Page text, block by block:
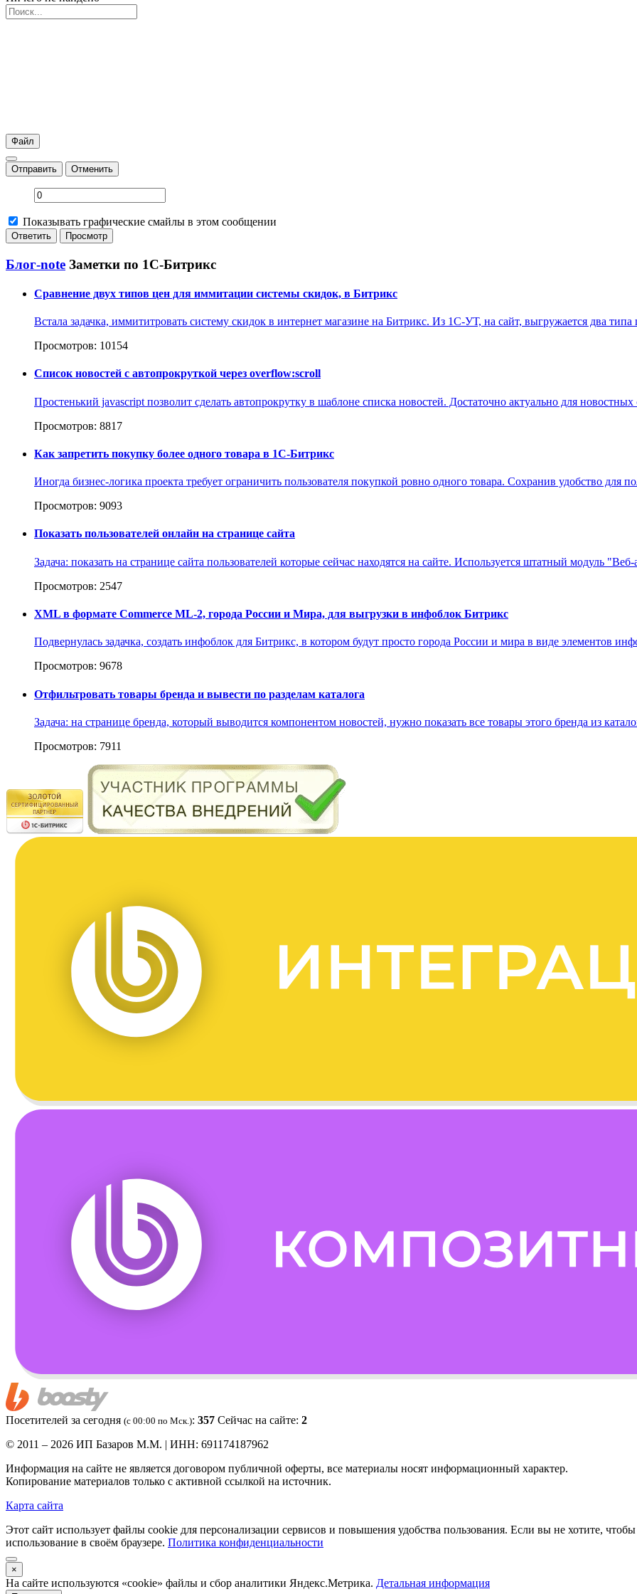
Файл
Отправить Отменить
Показывать графические смайлы в этом сообщении
Блог-note Заметки по 1С-Битрикс
Сравнение двух типов цен для иммитации системы скидок, в Битрикс
Встала задачка, иммититровать систему скидок в интернет магазине на Битрикс. Из 1С-УТ, на сайт, выгружается два
Просмотров: 10154
Список новостей с автопрокруткой через overflow:scroll
Простенький javascript позволит сделать автопрокрутку в шаблоне списка новостей. Достаточно актуально для
Просмотров: 8817
Как запретить покупку более одного товара в 1С-Битрикс
Иногда бизнес-логика проекта требует ограничить пользователя покупкой ровно одного товара. Сохранив удобство для
Просмотров: 9093
Показать пользователей онлайн на странице сайта
Задача: показать на странице сайта пользователей которые сейчас находятся на сайте. Используется штатный модуль
Просмотров: 2547
XML в формате Commerce ML-2, города России и Мира, для выгрузки в инфоблок Битрикс
Подвернулась задачка, создать инфоблок для Битрикс, в котором будут просто города России и мира в виде элементов
Просмотров: 9678
Отфильтровать товары бренда и вывести по разделам каталога
Задача: на странице бренда, который выводится компонентом новостей, нужно показать все товары этого бренда из
Просмотров: 7911
Посетителей за сегодня (c 00:00 по Мск.): 357 Сейчас на сайте: 2
© 2011 – 2026 ИП Базаров М.М. | ИНН: 691174187962
Информация на сайте не является договором публичной оферты, все материалы носят информационный характер.
Копирование материалов только с активной ссылкой на источник.
Карта сайта
Этот сайт использует файлы cookie для персонализации сервисов и повышения удобства пользования. Если вы не хотите,
использование в своём браузере. Политика конфиденциальности
×
На сайте используются «cookie» файлы и сбор аналитики Яндекс.Метрика. Детальная информация